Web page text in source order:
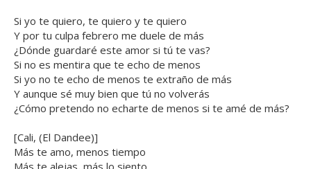
Si yo te quiero, te quiero y te quiero
Y por tu culpa febrero me duele de más
¿Dónde guardaré este amor si tú te vas?
Si no es mentira que te echo de menos
Si yo no te echo de menos te extraño de más
Y aunque sé muy bien que tú no volverás
¿Cómo pretendo no echarte de menos si te amé de más?
[Cali, (El Dandee)]
Más te amo, menos tiempo